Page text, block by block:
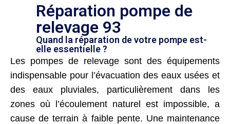
Réparation pompe de
relevage 93
Quand la réparation de votre pompe est-
elle essentielle ?
Les pompes de relevage sont des équipements
indispensable pour l’évacuation des eaux usées et
des eaux pluviales, particulièrement dans les
zones où l’écoulement naturel est impossible, a
cause de terrain à faible pente. Une maintenance